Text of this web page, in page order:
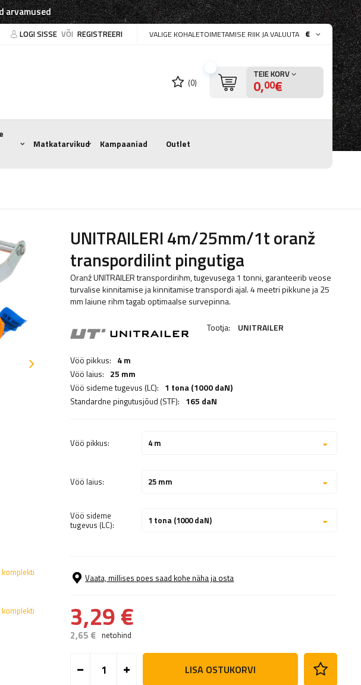
arvamused
LOGI SISSE VÕI REGISTREERI VALIGE KOHALETOIMETAMISE RIIK JA VALUUTA €
(0)
TEIE KORV
0,00€
Matkatarvikud Kampaaniad Outlet
UNITRAILERI 4m/25mm/1t oranž
transpordilint pingutiga
Oranž UNITRAILER transpordirihm, tugevusega 1 tonni, garanteerib veose
turvalise kinnitamise ja kinnitamise transpordi ajal. 4 meetri pikkune ja 25
mm laiune rihm tagab optimaalse survepinna.
Tootja: UNITRAILER
Vöö pikkus: 4 m
Vöö laius: 25 mm
Vöö sideme tugevus (LC): 1 tona (1000 daN)
Standardne pingutusjõud (STF): 165 daN
Vöö pikkus: 4 m
Vöö laius: 25 mm
Vöö sideme
tugevus (LC):
1 tona (1000 daN)
Vaata, millises poes saad kohe näha ja osta
3,29 €
2,65 € netohind
LISA OSTUKORVI